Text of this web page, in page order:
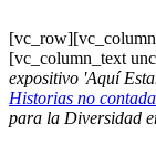
[vc_column_text
expositivo 'Aquí
Historias no
para la Diversidad